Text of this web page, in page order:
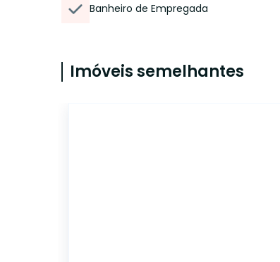
Banheiro de Empregada
Imóveis semelhantes